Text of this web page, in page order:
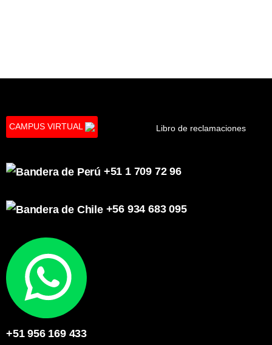
CAMPUS VIRTUAL Libro de reclamaciones
+51 1 709 72 96
+56 934 683 095
+51 956 169 433